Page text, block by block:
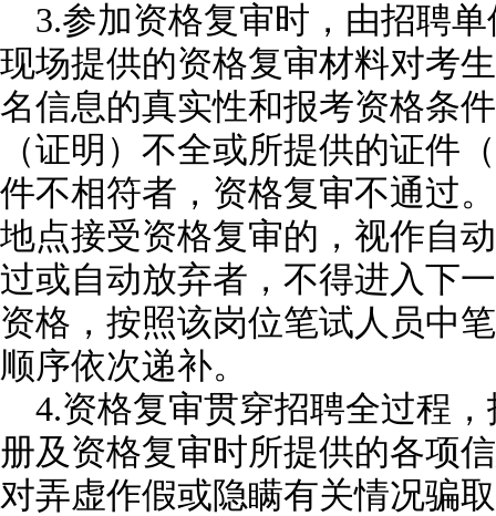
3.参加资格复审时，由招聘
现场提供的资格复审材料对考
名信息的真实性和报考资格条
（证明）不全或所提供的证件
件不相符者，资格复审不通过
地点接受资格复审的，视作自
过或自动放弃者，不得进入下
资格，按照该岗位笔试人员中
顺序依次递补。
4.资格复审贯穿招聘全过程
册及资格复审时所提供的各项
对弄虚作假或隐瞒有关情况骗